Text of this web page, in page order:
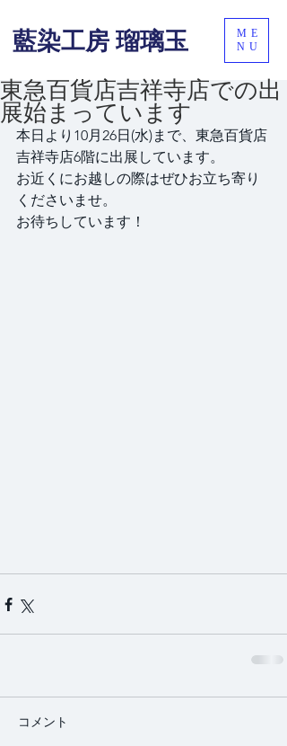
藍染工房 瑠璃玉
ME
NU
東急百貨店吉祥寺店での出
展始まっています
本日より10月26日(水)まで、東急百貨店
吉祥寺店6階に出展しています。
お近くにお越しの際はぜひお立ち寄り
くださいませ。
お待ちしています！
コメント